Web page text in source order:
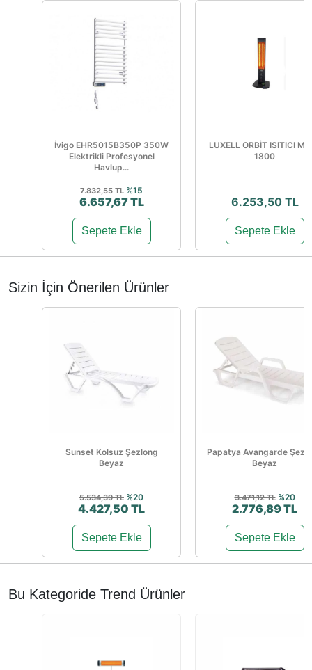
İvigo EHR5015B350P 350W
Elektrikli Profesyonel
Havlup...
7.832,55 TL %15
6.657,67 TL
Sepete Ekle
LUXELL ORBİT ISITICI
1800
6.253,50 TL
Sepete Ekle
Sizin İçin Önerilen Ürünler
Sunset Kolsuz Şezlong
Beyaz
5.534,39 TL %20
4.427,50 TL
Sepete Ekle
Papatya Avangarde
Beyaz
3.471,12 TL %20
2.776,89 TL
Sepete Ekle
Bu Kategoride Trend Ürünler